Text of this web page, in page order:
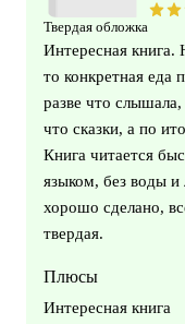
Твердая обложка
Интересная книга.
то конкретная еда
разве что
что сказки, а по
Книга читается
языком, без воды
хорошо сделано,
твердая.
Плюсы
Интересная книга